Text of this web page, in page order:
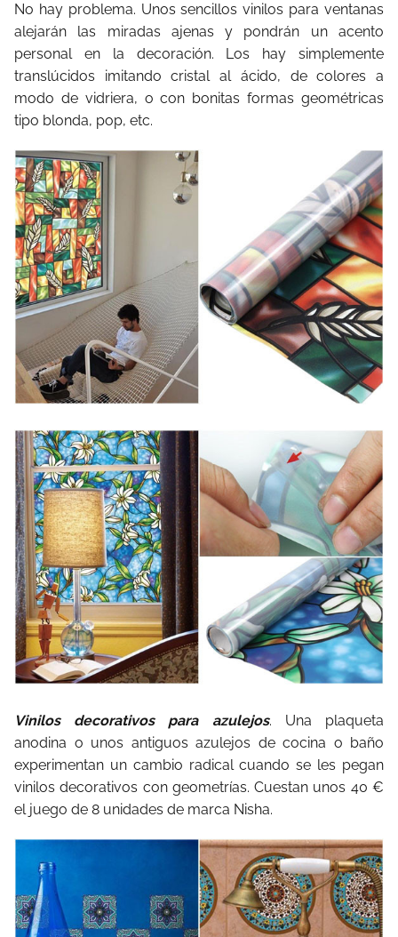
No hay problema. Unos sencillos vinilos para ventanas
alejarán las miradas ajenas y pondrán un acento
personal en la decoración. Los hay simplemente
translúcidos imitando cristal al ácido, de colores a
modo de vidriera, o con bonitas formas geométricas
tipo blonda, pop, etc.
Vinilos decorativos para azulejos. Una plaqueta
anodina o unos antiguos azulejos de cocina o baño
experimentan un cambio radical cuando se les pegan
vinilos decorativos con geometrías. Cuestan unos 40 €
el juego de 8 unidades de marca Nisha.